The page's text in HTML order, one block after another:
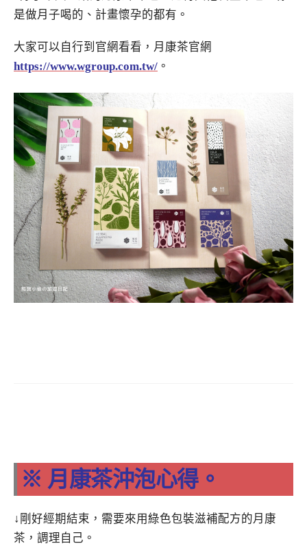
是做月子喝的、計畫懷孕的都有。
大家可以自行到官網看看，月康茶官網
https://www.wgroup.com.tw/ 。
※ 月康茶沖泡心得。
↓剛好經期結束，需要來用綠色包裝滋補配方的月康
茶，調理自己。